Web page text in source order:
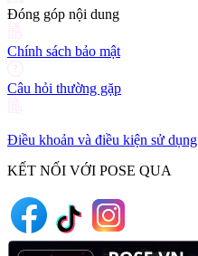
Đóng góp nội dung
Chính sách bảo mật
Câu hỏi thường gặp
Điều khoản và điều kiện sử dụng
KẾT NỐI VỚI POSE QUA